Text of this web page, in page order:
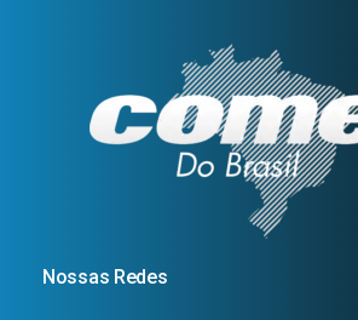
Nossas Redes